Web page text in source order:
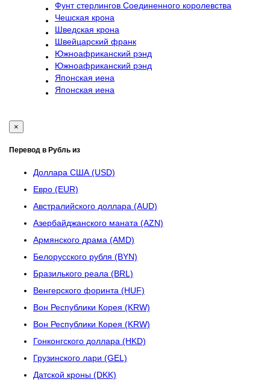
Фунт стерлингов Соединенного королевства
Чешская крона
Шведская крона
Швейцарский франк
Южноафриканский рэнд
Южноафриканский рэнд
Японская иена
Японская иена
×
Перевод в Рубль из
Доллара США (USD)
Евро (EUR)
Австралийского доллара (AUD)
Азербайджанского маната (AZN)
Армянского драма (AMD)
Белорусского рубля (BYN)
Бразилького реала (BRL)
Венгерского форинта (HUF)
Вон Республики Корея (KRW)
Вон Республики Корея (KRW)
Гонконгского доллара (HKD)
Грузинского лари (GEL)
Датской кроны (DKK)